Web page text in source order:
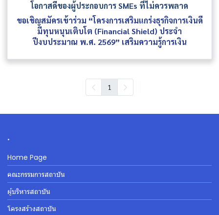
โอกาสดีของผู้ประกอบการ SMEs ที่ไม่ควรพลาด
ขอเชิญสมัครเข้าร่วม “โครงการเสริมแกร่งธุรกิจการเงินดี
มีทุนหนุนเติบโต (Financial Shield) ประจำ
ปีงบประมาณ พ.ศ. 2569” เสริมความรู้การเงิน
1
.
Home Page
คณะกรรมการสถาบัน
ผู้บริหารสถาบัน
โครงสร้างสถาบัน